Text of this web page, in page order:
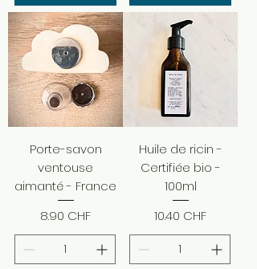
Porte-savon
ventouse
aimanté - France
Prix
8.90 CHF
Huile de ricin -
Certifiée bio -
100ml
Prix
10.40 CHF